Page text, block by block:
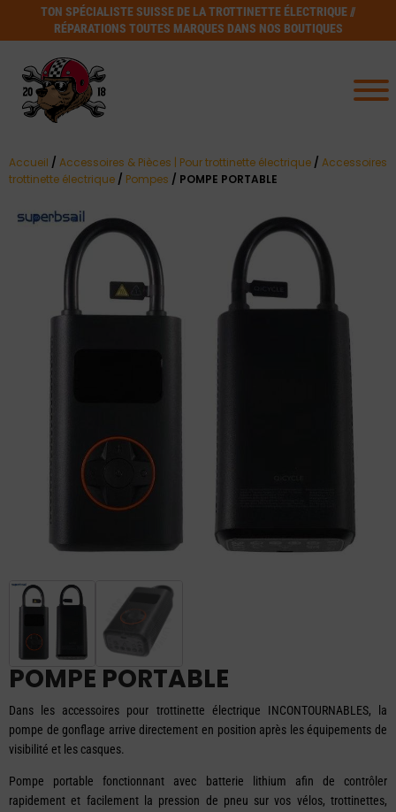
TON SPÉCIALISTE SUISSE DE LA TROTTINETTE ÉLECTRIQUE //
RÉPARATIONS TOUTES MARQUES DANS NOS BOUTIQUES
Accueil / Accessoires & Pièces | Pour trottinette électrique / Accessoires
trottinette électrique / Pompes / POMPE PORTABLE
POMPE PORTABLE
Dans les accessoires pour trottinette électrique INCONTOURNABLES, la
pompe de gonflage arrive directement en position après les équipements de
visibilité et les casques.
Pompe portable fonctionnant avec batterie lithium afin de contrôler
rapidement et facilement la pression de pneu sur vos vélos, trottinettes,